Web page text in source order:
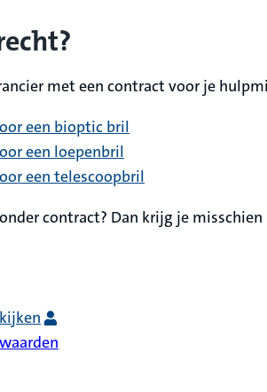
met een contract voor je
een bioptic bril
een loepenbril
een telescoopbril
contract? Dan krijg je